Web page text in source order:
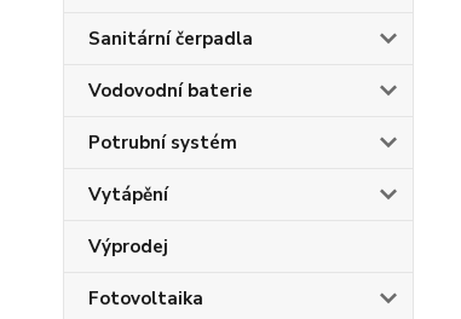
Sanitární čerpadla
Vodovodní baterie
Potrubní systém
Vytápění
Výprodej
Fotovoltaika